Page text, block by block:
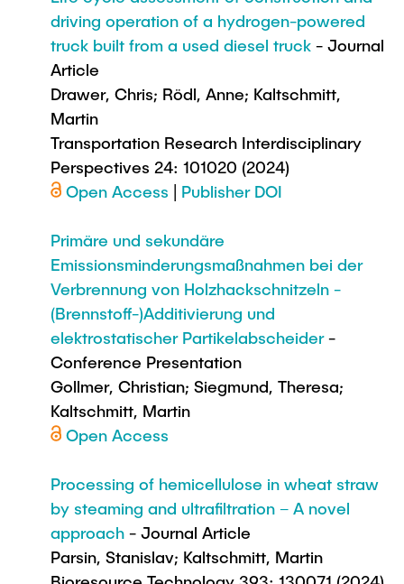
driving operation of a hydrogen-powered
truck built from a used diesel truck - Journal
Article
Drawer, Chris; Rödl, Anne; Kaltschmitt,
Martin
Transportation Research Interdisciplinary
Perspectives 24: 101020 (2024)
Open Access
Publisher DOI
Primäre und sekundäre
Emissionsminderungsmaßnahmen bei der
Verbrennung von Holzhackschnitzeln -
(Brennstoff-)Additivierung und
elektrostatischer Partikelabscheider-
Conference Presentation
Gollmer, Christian; Siegmund, Theresa;
Kaltschmitt, Martin
Open Access
Processing of hemicellulose in wheat straw
by steaming and ultrafiltration – A novel
approach - Journal Article
Parsin, Stanislav; Kaltschmitt, Martin